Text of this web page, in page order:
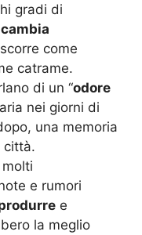
gradi di
come
catrame.
di un “odore
nei giorni di
una memoria
città.
e rumori
e
la meglio